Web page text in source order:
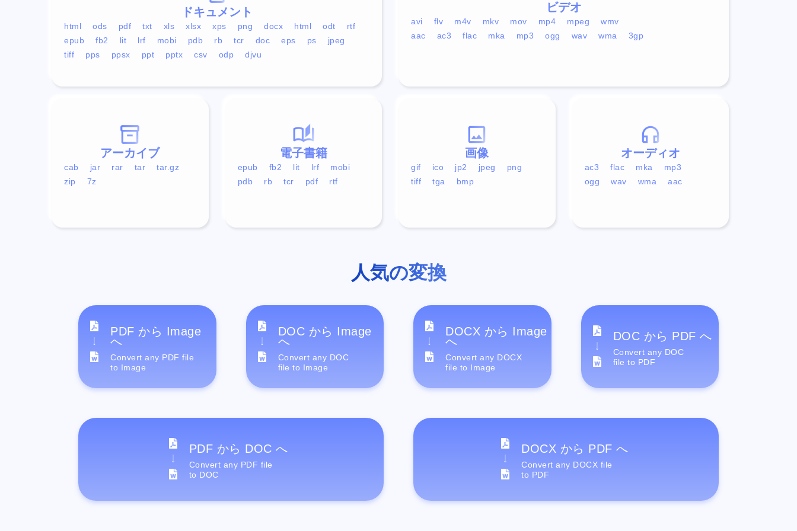
ドキュメント
html ods pdf txt xls xlsx xps png docx html odt
rtf
epub
fb2 lit lrf mobi pdb rb tcr doc eps ps
jpeg
tiff
pps ppsx ppt pptx csv odp djvu
ビデオ
avi flv m4v mkv mov mp4 mpeg
wmv
aac
ac3 flac mka mp3 ogg wav wma 3gp
オーディオ
ac3 flac mka
mp3
ogg
wav wma aac
画像
gif ico jp2 jpeg
png
tiff
tga bmp
電子書籍
epub fb2 lit lrf
mobi
pdb
rb tcr pdf rtf
アーカイブ
cab jar rar tar
tar.gz
zip
7z
人気の変換
PDF から Image
へ
Convert any PDF file
to Image
DOC から Image
へ
Convert any DOC
file to Image
DOCX から Image
へ
Convert any DOCX
file to Image
DOC から PDF へ
Convert any DOC
file to PDF
PDF から DOC へ
Convert any PDF file
to DOC
DOCX から PDF へ
Convert any DOCX file
to PDF